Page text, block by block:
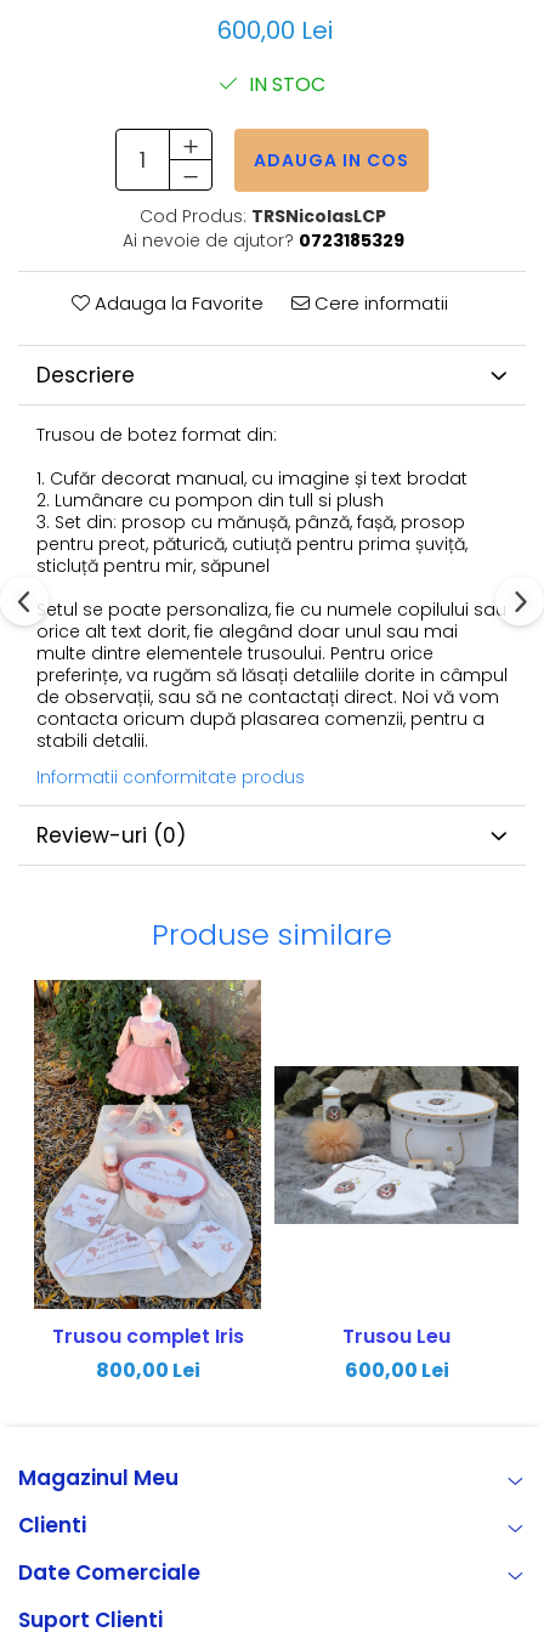
600,00 Lei
IN STOC
ADAUGA IN COS
Cod Produs: TRSNicolasLCP
Ai nevoie de ajutor? 0723185329
Adauga la Favorite Cere informatii
Descriere
Trusou de botez format din:
1. Cufăr decorat manual, cu imagine și text brodat
2. Lumânare cu pompon din tull si plush
3. Set din: prosop cu mănușă, pânză, fașă, prosop
pentru preot, păturică, cutiuță pentru prima șuviță,
sticluță pentru mir, săpunel
Setul se poate personaliza, fie cu numele copilului sau
orice alt text dorit, fie alegând doar unul sau mai
multe dintre elementele trusoului. Pentru orice
preferințe, va rugăm să lăsați detaliile dorite in câmpul
de observații, sau să ne contactați direct. Noi vă vom
contacta oricum după plasarea comenzii, pentru a
stabili detalii.
Informatii conformitate produs
Review-uri (0)
Produse similare
Trusou complet Iris
800,00 Lei
Trusou Leu
600,00 Lei
Magazinul Meu
Clienti
Date Comerciale
Suport Clienti